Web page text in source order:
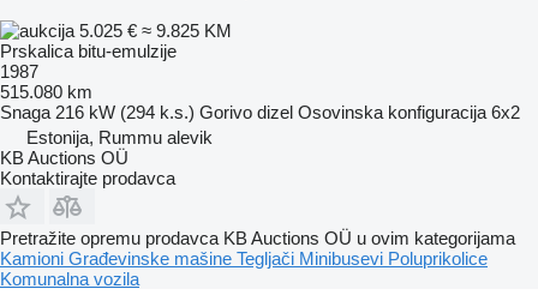
5.025 € ≈ 9.825 KM
Prskalica bitu-emulzije
1987
515.080 km
Snaga 216 kW (294 k.s.) Gorivo dizel Osovinska konfiguracija 6x2
Estonija, Rummu alevik
KB Auctions OÜ
Kontaktirajte prodavca
Pretražite opremu prodavca KB Auctions OÜ u ovim kategorijama
Kamioni Građevinske mašine Tegljači Minibusevi Poluprikolice
Komunalna vozila